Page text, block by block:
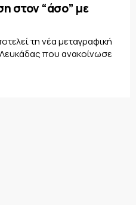
στον “άσο” με
τη νέα μεταγραφική
που ανακοίνωσε